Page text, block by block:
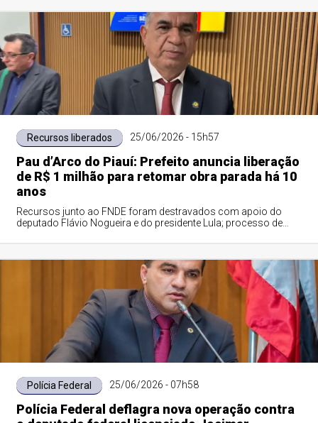
Recursos liberados 25/06/2026 - 15h57
Pau d’Arco do Piauí: Prefeito anuncia liberação
de R$ 1 milhão para retomar obra parada há 10
anos
Recursos junto ao FNDE foram destravados com apoio do
deputado Flávio Nogueira e do presidente Lula; processo de
Polícia Federal 25/06/2026 - 07h58
Polícia Federal deflagra nova operação contra